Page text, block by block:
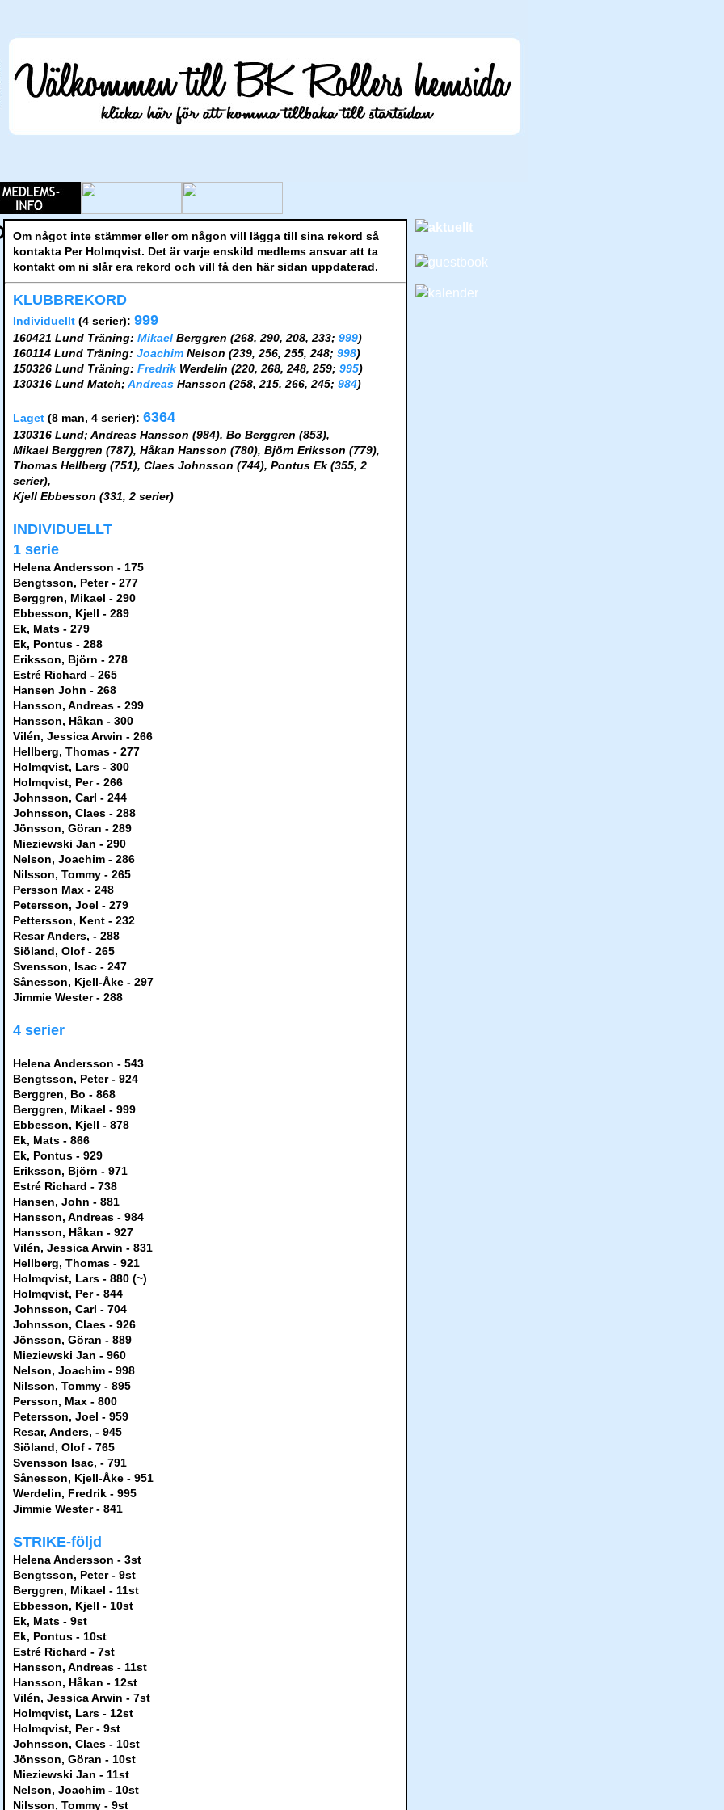
Om något inte stämmer eller om någon vill lägga till sina rekord så
kontakta Per Holmqvist. Det är varje enskild medlems ansvar att ta
kontakt om ni slår era rekord och vill få den här sidan uppdaterad.
KLUBBREKORD
Individuellt (4 serier): 999
160421 Lund Träning: Mikael Berggren (268, 290, 208, 233; 999)
160114 Lund Träning: Joachim Nelson (239, 256, 255, 248; 998)
150326 Lund Träning: Fredrik Werdelin (220, 268, 248, 259; 995)
130316 Lund Match; Andreas Hansson (258, 215, 266, 245; 984)
Laget (8 man, 4 serier): 6364
130316 Lund; Andreas Hansson (984), Bo Berggren (853),
Mikael Berggren (787), Håkan Hansson (780), Björn Eriksson (779),
Thomas Hellberg (751), Claes Johnsson (744), Pontus Ek (355, 2
serier),
Kjell Ebbesson (331, 2 serier)
INDIVIDUELLT
1 serie
Helena Andersson - 175
Bengtsson, Peter - 277
Berggren, Mikael - 290
Ebbesson, Kjell - 289
Ek, Mats - 279
Ek, Pontus - 288
Eriksson, Björn - 278
Estré Richard - 265
Hansen John - 268
Hansson, Andreas - 299
Hansson, Håkan - 300
Vilén, Jessica Arwin - 266
Hellberg, Thomas - 277
Holmqvist, Lars - 300
Holmqvist, Per - 266
Johnsson, Carl - 244
Johnsson, Claes - 288
Jönsson, Göran - 289
Mieziewski Jan - 290
Nelson, Joachim - 286
Nilsson, Tommy - 265
Persson Max - 248
Petersson, Joel - 279
Pettersson, Kent - 232
Resar Anders, - 288
Siöland, Olof - 265
Svensson, Isac - 247
Sånesson, Kjell-Åke - 297
Jimmie Wester - 288
4 serier
Helena Andersson - 543
Bengtsson, Peter - 924
Berggren, Bo - 868
Berggren, Mikael - 999
Ebbesson, Kjell - 878
Ek, Mats - 866
Ek, Pontus - 929
Eriksson, Björn - 971
Estré Richard - 738
Hansen, John - 881
Hansson, Andreas - 984
Hansson, Håkan - 927
Vilén, Jessica Arwin - 831
Hellberg, Thomas - 921
Holmqvist, Lars - 880 (~)
Holmqvist, Per - 844
Johnsson, Carl - 704
Johnsson, Claes - 926
Jönsson, Göran - 889
Mieziewski Jan - 960
Nelson, Joachim - 998
Nilsson, Tommy - 895
Persson, Max - 800
Petersson, Joel - 959
Resar, Anders, - 945
Siöland, Olof - 765
Svensson Isac, - 791
Sånesson, Kjell-Åke - 951
Werdelin, Fredrik - 995
Jimmie Wester - 841
STRIKE-följd
Helena Andersson - 3st
Bengtsson, Peter - 9st
Berggren, Mikael - 11st
Ebbesson, Kjell - 10st
Ek, Mats - 9st
Ek, Pontus - 10st
Estré Richard - 7st
Hansson, Andreas - 11st
Hansson, Håkan - 12st
Vilén, Jessica Arwin - 7st
Holmqvist, Lars - 12st
Holmqvist, Per - 9st
Johnsson, Claes - 10st
Jönsson, Göran - 10st
Mieziewski Jan - 11st
Nelson, Joachim - 10st
Nilsson, Tommy - 9st